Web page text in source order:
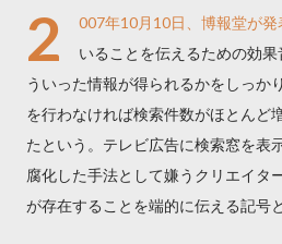
2
007年10月10日、博報堂が
いることを伝えるための効
ういった情報が得られるかをしっか
を行わなければ検索件数がほとんど
たという。テレビ広告に検索窓を表
腐化した手法として嫌うクリエイタ
が存在することを端的に伝える記号